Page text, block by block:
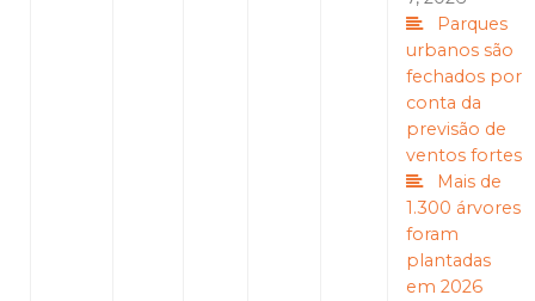
Parques
urbanos são
fechados por
conta da
previsão de
ventos fortes
Mais de
1.300 árvores
foram
plantadas
em 2026